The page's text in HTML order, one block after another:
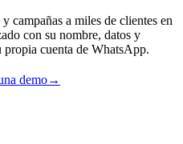
campañas a miles de clientes en
con su nombre, datos y
propia cuenta de WhatsApp.
demo→